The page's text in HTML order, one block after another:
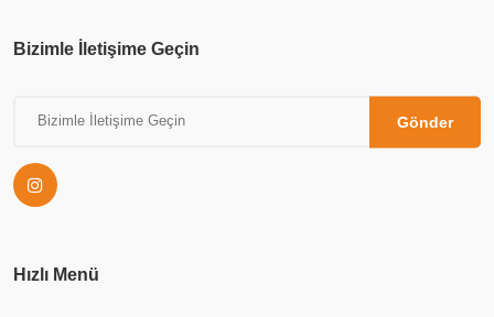
Bizimle İletişime Geçin
Gönder
Hızlı Menü